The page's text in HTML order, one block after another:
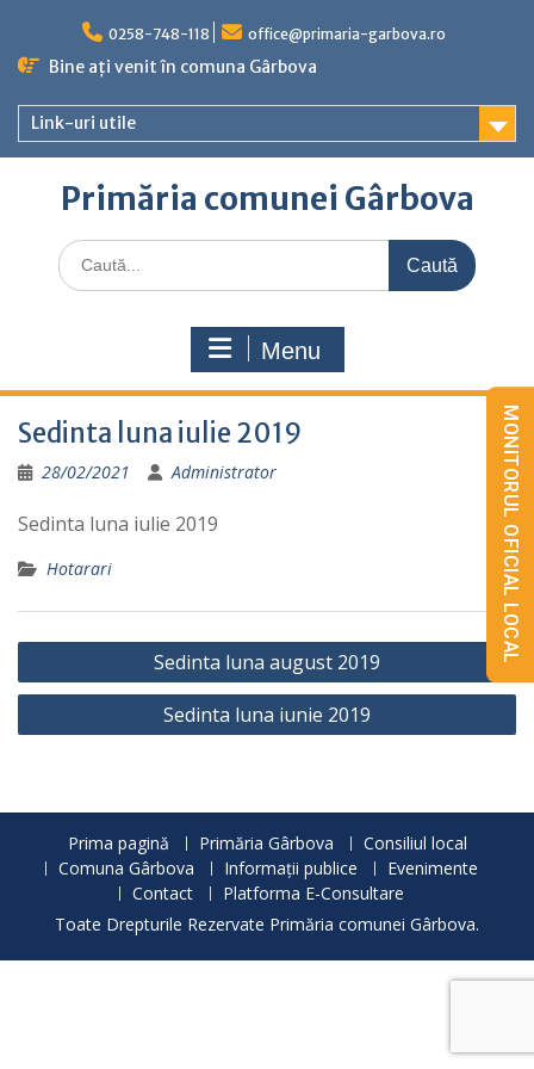
content
0258-748-118 office@primaria-garbova.ro
Bine ați venit în comuna Gârbova
Link-uri utile
Primăria comunei Gârbova
Caută
for:
Menu
Sedinta luna iulie 2019
28/02/2021 Administrator
Sedinta luna iulie 2019
Hotarari
Navigare
în
Sedinta luna august 2019
Sedinta luna iunie 2019
Prima pagină Primăria Gârbova
Consiliul local
Comuna Gârbova
Informații publice
Evenimente
Contact
Platforma E-Consultare
Toate Drepturile Rezervate Primăria comunei Gârbova.
MONITORUL OFICIAL LOCAL